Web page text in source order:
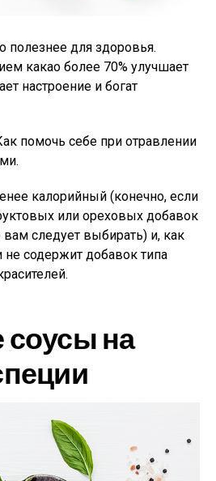
полезнее для здоровья.
какао более 70% улучшает
настроение и богат
помочь себе при отравлении
калорийный (конечно, если
или ореховых добавок
вам следует выбирать) и, как
не содержит добавок типа
соусы на